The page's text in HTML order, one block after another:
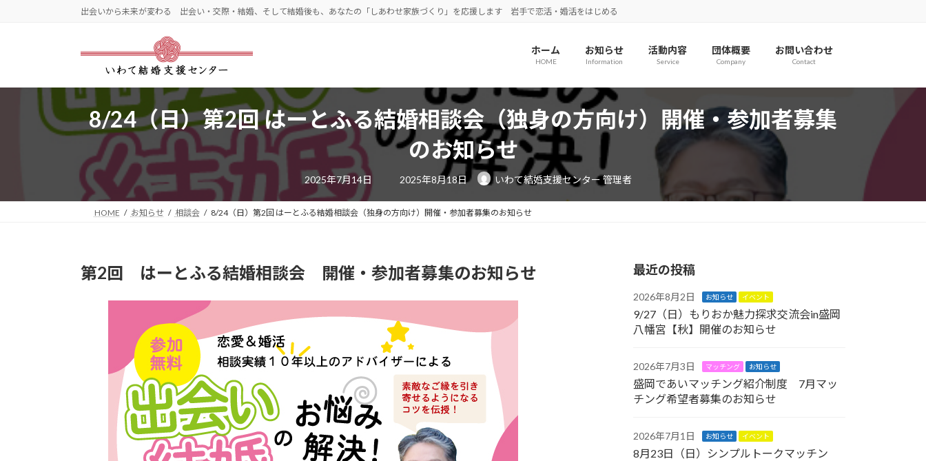
へ
ョ
出会いから未来が変わる 出会い・交際・結婚、そして結婚後も、あなたの「しあわせ家族づくり」を応援します 岩手で恋活・婚活をはじめる
ホーム
HOME
お知らせ
Information
活動内容
Service
団体概要
Company
お問い合わせ
Contact
8/24（日）第2回 はーとふる結婚相談会（独身の方向け）開催・参加者募集
のお知らせ
2025年7月14日
最
終
新
日
2025年8月18日 いわて結婚支援センター 管理者
HOME お知らせ 相談会 8/24（日）第2回 はーとふる結婚相談会（独身の方向け）開催・参加者募集のお知らせ
第2回 はーとふる結婚相談会 開催・参加者募集のお知らせ 最近の投稿
2026年8月2日 お知らせ イベント
9/27（日）もりおか魅力探求交流会in盛岡
八幡宮【秋】開催のお知らせ
2026年7月3日 マッチング お知らせ
盛岡であいマッチング紹介制度 7月マッ
チング希望者募集のお知らせ
2026年7月1日 お知らせ イベント
8月23日（日）シンプルトークマッチン